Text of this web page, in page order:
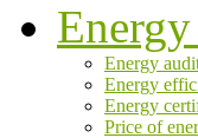
Energy
Energy
Energy
Price of